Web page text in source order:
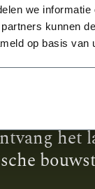
we
kunnen
op basis van
het